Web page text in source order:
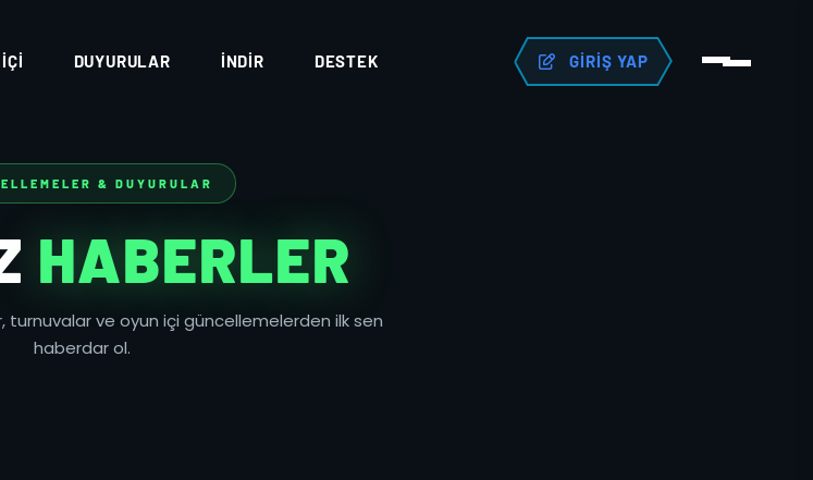
DUYURULAR İNDIR DESTEK GIRIŞ YAP
& DUYURULAR
HABERLER
turnuvalar ve oyun içi güncellemelerden ilk sen
haberdar ol.